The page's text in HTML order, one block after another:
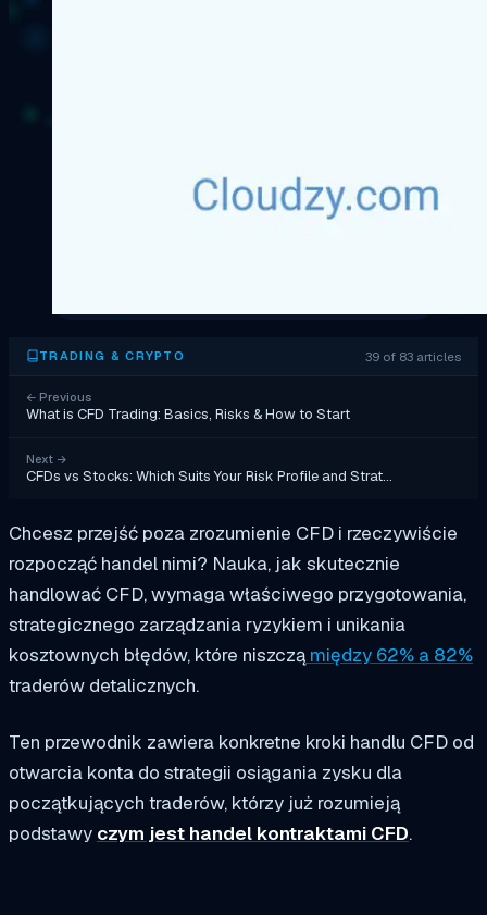
TRADING & CRYPTO 39 of 83 articles
← Previous
What is CFD Trading: Basics, Risks & How to Start
Next →
CFDs vs Stocks: Which Suits Your Risk Profile and Strat…
Chcesz przejść poza zrozumienie CFD i rzeczywiście
rozpocząć handel nimi? Nauka, jak skutecznie
handlować CFD, wymaga właściwego przygotowania,
strategicznego zarządzania ryzykiem i unikania
kosztownych błędów, które niszczą między 62% a 82%
traderów detalicznych.
Ten przewodnik zawiera konkretne kroki handlu CFD od
otwarcia konta do strategii osiągania zysku dla
początkujących traderów, którzy już rozumieją
podstawy czym jest handel kontraktami CFD.